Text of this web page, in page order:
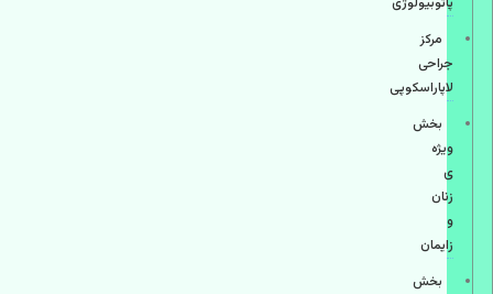
مرکز
جراحی
لاپاراسکوپی
بخش
ویژه
ی
زنان
و
زایمان
بخش